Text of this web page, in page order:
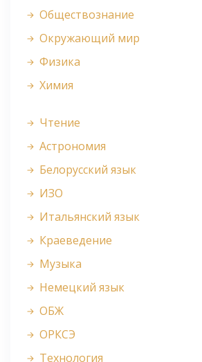
Обществознание
Окружающий мир
Физика
Химия
Чтение
Астрономия
Белорусский язык
ИЗО
Итальянский язык
Краеведение
Музыка
Немецкий язык
ОБЖ
ОРКСЭ
Технология